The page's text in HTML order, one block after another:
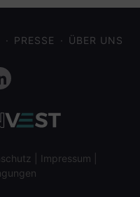
PRESSE ÜBER UNS
Impressum